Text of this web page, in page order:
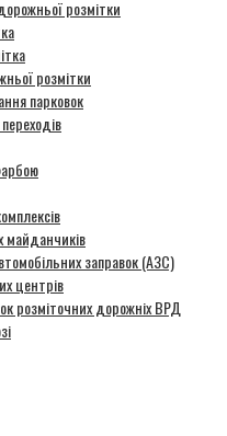
розмітки
розмітки
парковок
майданчиків
заправок (АЗС)
центрів
розміточних дорожніх ВРД